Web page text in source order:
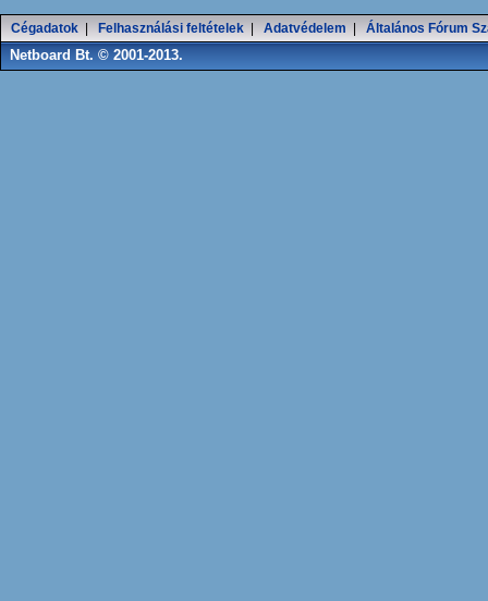
Cégadatok Felhasználási feltételek Adatvédelem Általános Fórum
Netboard Bt. © 2001-2013.